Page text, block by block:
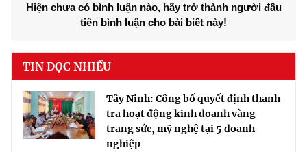
Hiện chưa có bình luận nào, hãy trở thành người đầu
tiên bình luận cho bài biết này!
TIN ĐỌC NHIỀU
Tây Ninh: Công bố quyết định thanh
tra hoạt động kinh doanh vàng
trang sức, mỹ nghệ tại 5 doanh
nghiệp